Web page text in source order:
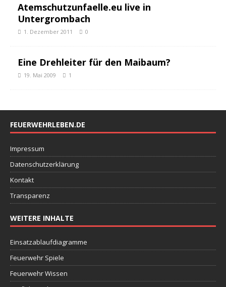
Atemschutzunfaelle.eu live in
Untergrombach
1. Dezember 2011 0
Eine Drehleiter für den Maibaum?
19. Mai 2009 1
FEUERWEHRLEBEN.DE
Impressum
Datenschutzerklärung
Kontakt
Transparenz
WEITERE INHALTE
Einsatzablaufdiagramme
Feuerwehr Spiele
Feuerwehr Wissen